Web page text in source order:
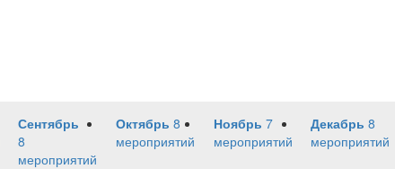
Сентябрь
8
мероприятий
Октябрь 8
мероприятий
Ноябрь 7
мероприятий
Декабрь 8
мероприятий